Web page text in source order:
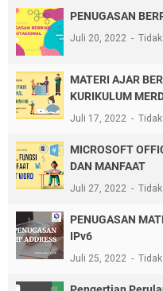
PENUGASAN
Juli 20, 2022
MATERI AJAR
KURIKULUM
Juli 17, 2022
MICROSOFT
DAN MANFAAT
Juli 27, 2022
PENUGASAN
IPv6
Juli 25, 2022